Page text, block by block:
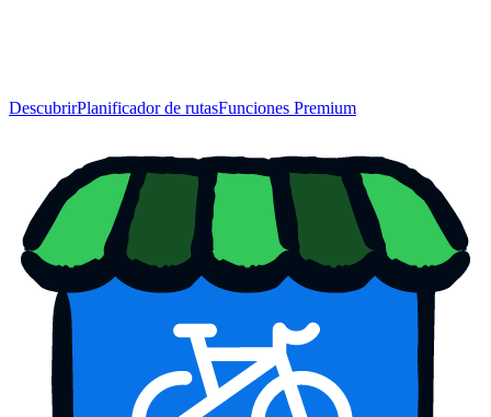
DescubrirPlanificador de rutasFunciones Premium